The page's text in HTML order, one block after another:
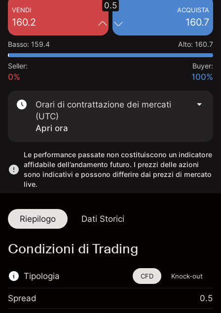
VENDI
160.2
ACQUISTA
160.7
0.5
Basso: 159.4 Alto: 160.7
Seller:
0%
Buyer:
100%
Orari di contrattazione dei mercati
(UTC)
Apri ora
Le performance passate non costituiscono un indicatore
affidabile dell’andamento futuro. I prezzi delle azioni
sono indicativi e possono differire dai prezzi di mercato
live.
Riepilogo Dati Storici
Condizioni di Trading
Tipologia
Questo strumento finanziario è disponibile
CFD Knock-out
Spread 0.5